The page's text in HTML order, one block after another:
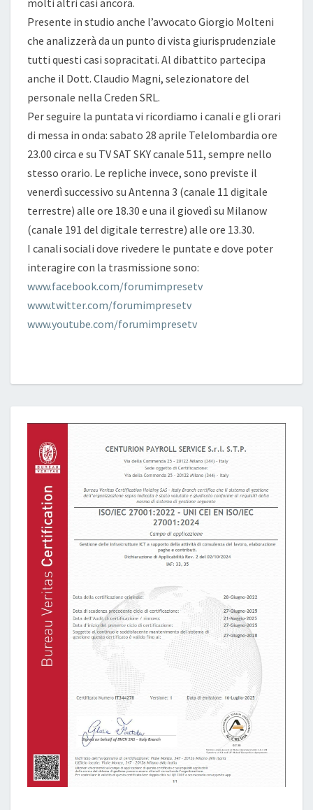
molti altri casi ancora.
Presente in studio anche l’avvocato Giorgio Molteni
che analizzerà da un punto di vista giurisprudenziale
tutti questi casi sopracitati. Al dibattito partecipa
anche il Dott. Claudio Magni, selezionatore del
personale nella Creden SRL.
Per seguire la puntata vi ricordiamo i canali e gli orari
di messa in onda: sabato 28 aprile Telelombardia ore
23.00 circa e su TV SAT SKY canale 511, sempre nello
stesso orario. Le repliche invece, sono previste il
venerdì successivo su Antenna 3 (canale 11 digitale
terrestre) alle ore 18.30 e una il giovedì su Milanow
(canale 191 del digitale terrestre) alle ore 13.30.
I canali sociali dove rivedere le puntate e dove poter
interagire con la trasmissione sono:
www.facebook.com/forumimpresetv
www.twitter.com/forumimpresetv
www.youtube.com/forumimpresetv